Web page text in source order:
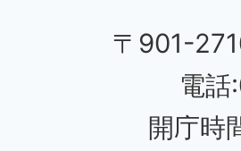
〒901-
電
開庁時